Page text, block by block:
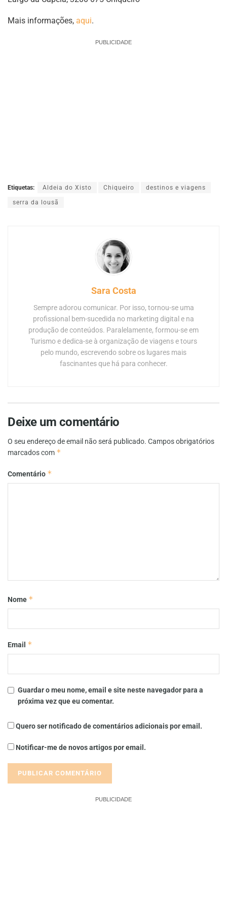
Mais informações, aqui.
PUBLICIDADE
Etiquetas: Aldeia do Xisto Chiqueiro destinos e viagens
serra da lousã
Sara Costa
Sempre adorou comunicar. Por isso, tornou-se uma
profissional bem-sucedida no marketing digital e na
produção de conteúdos. Paralelamente, formou-se em
Turismo e dedica-se à organização de viagens e tours
pelo mundo, escrevendo sobre os lugares mais
fascinantes que há para conhecer.
Deixe um comentário
O seu endereço de email não será publicado. Campos obrigatórios
marcados com *
Comentário *
Nome *
Email *
Guardar o meu nome, email e site neste navegador para a
próxima vez que eu comentar.
Quero ser notificado de comentários adicionais por email.
Notificar-me de novos artigos por email.
PUBLICIDADE